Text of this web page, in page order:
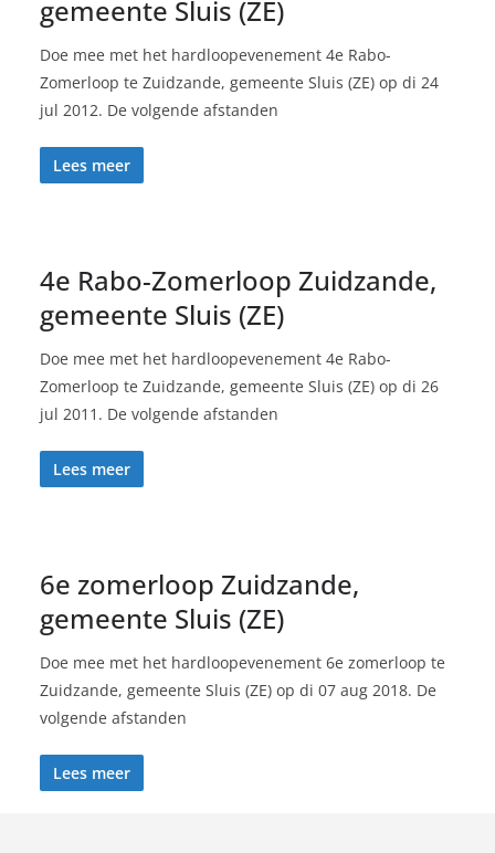
gemeente Sluis (ZE)
Doe mee met het hardloopevenement 4e Rabo-
Zomerloop te Zuidzande, gemeente Sluis (ZE) op di 24
jul 2012. De volgende afstanden
Lees meer
4e Rabo-Zomerloop Zuidzande,
gemeente Sluis (ZE)
Doe mee met het hardloopevenement 4e Rabo-
Zomerloop te Zuidzande, gemeente Sluis (ZE) op di 26
jul 2011. De volgende afstanden
Lees meer
6e zomerloop Zuidzande,
gemeente Sluis (ZE)
Doe mee met het hardloopevenement 6e zomerloop te
Zuidzande, gemeente Sluis (ZE) op di 07 aug 2018. De
volgende afstanden
Lees meer